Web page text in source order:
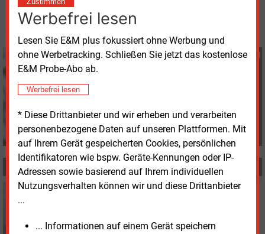
Werbefrei lesen
Lesen Sie E&M plus fokussiert ohne Werbung und
ohne Werbetracking. Schließen Sie jetzt das kostenlose
E&M Probe-Abo ab.
Werbefrei lesen
* Diese Drittanbieter und wir erheben und verarbeiten
personenbezogene Daten auf unseren Plattformen. Mit
auf Ihrem Gerät gespeicherten Cookies, persönlichen
Identifikatoren wie bspw. Geräte-Kennungen oder IP-
Adressen sowie basierend auf Ihrem individuellen
Nutzungsverhalten können wir und diese Drittanbieter
...
... Informationen auf einem Gerät speichern
© 2026 Energie & Management GmbH
Katia Meyer-Tien
MEHR ZUM THEMA
Freitag, 20.03.2026, 13:57
Rechtsstreit